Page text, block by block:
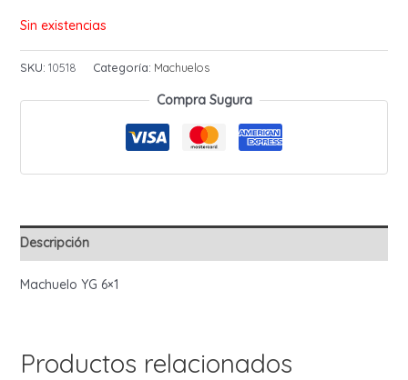
Sin existencias
SKU: 10518 Categoría: Machuelos
Compra Sugura
Descripción
Machuelo YG 6×1
Productos relacionados